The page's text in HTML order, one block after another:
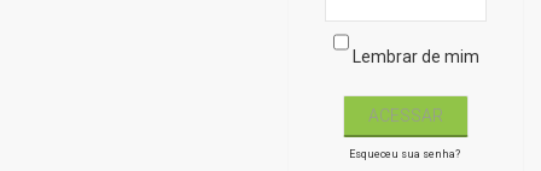
Lembrar de mim
Esqueceu sua senha?